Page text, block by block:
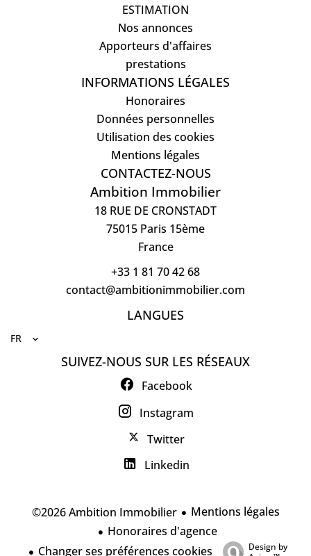
ESTIMATION
Nos annonces
Apporteurs d'affaires
prestations
INFORMATIONS LÉGALES
Honoraires
Données personnelles
Utilisation des cookies
Mentions légales
CONTACTEZ-NOUS
Ambition Immobilier
18 RUE DE CRONSTADT
75015 Paris 15ème
France
+33 1 81 70 42 68
contact@ambitionimmobilier.com
LANGUES
FR
SUIVEZ-NOUS SUR LES RÉSEAUX
Facebook
Instagram
Twitter
Linkedin
©2026 Ambition Immobilier
Mentions légales
Honoraires d'agence
Changer ses préférences cookies
Design by